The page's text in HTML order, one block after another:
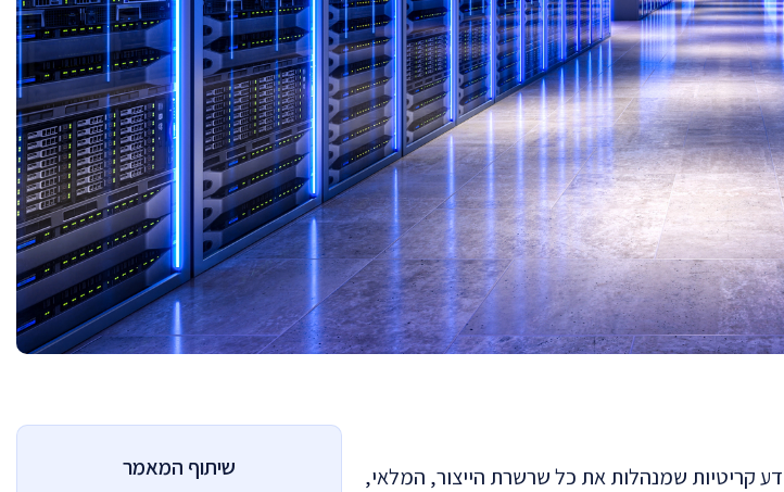
קריטיות שמנהלות את כל שרשרת הייצור, המלאי,
שיתוף המאמר